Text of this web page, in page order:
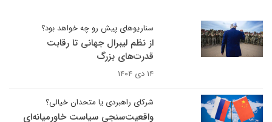
سناریوهای پیش رو چه خواهد بود؟
از نظم لیبرال جهانی تا رقابت
قدرت‌های بزرگ
۱۴ دی ۱۴۰۴
شرکای راهبردی یا متحدان خیالی؟
واقعیت‌سنجی سیاست خاورمیانه‌ای